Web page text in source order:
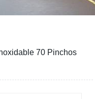
70 Pinchos